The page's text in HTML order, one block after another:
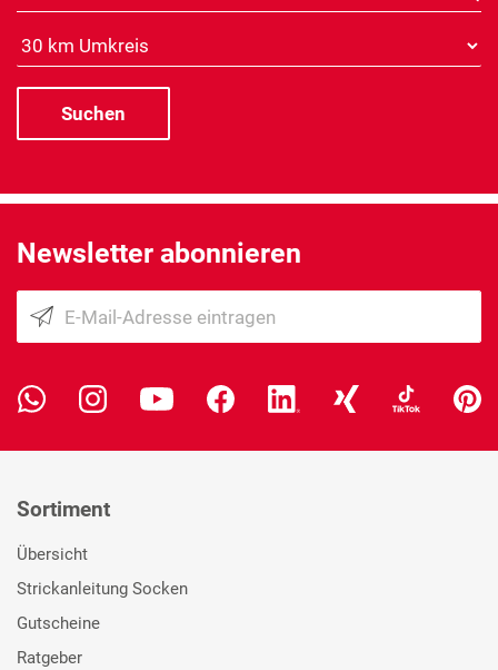
Distanz
Newsletter abonnieren
Sortiment
Übersicht
Strickanleitung Socken
Gutscheine
Ratgeber